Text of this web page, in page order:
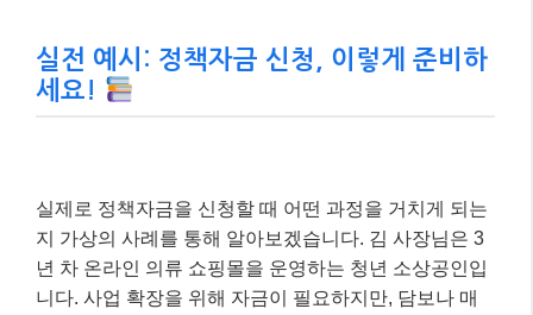
실전 예시: 정책자금 신청, 이렇게 준비하
세요!
실제로 정책자금을 신청할 때 어떤 과정을 거치게 되는
지 가상의 사례를 통해 알아보겠습니다. 김 사장님은 3
년 차 온라인 의류 쇼핑몰을 운영하는 청년 소상공인입
니다. 사업 확장을 위해 자금이 필요하지만, 담보나 매